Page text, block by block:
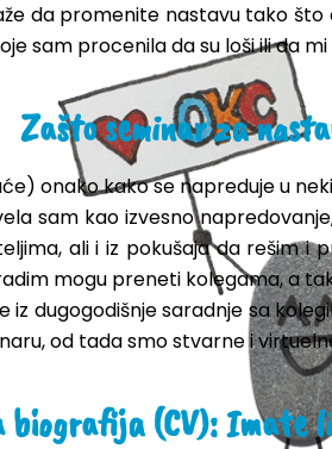
da promenite nastavu tako
sam procenila da su loši ili da
Zašto seminar za
onako kako se napreduje u
sam kao izvesno
ali i iz pokušaja da rešim
mogu preneti kolegama, a
dugogodišnje saradnje sa
od tada smo stvarne i
biografija (CV):